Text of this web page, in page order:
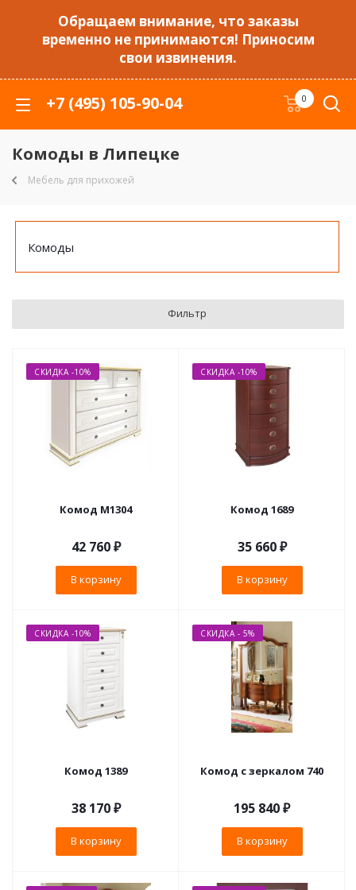
Обращаем внимание, что заказы
временно не принимаются! Приносим
свои извинения.
+7 (495) 105-90-04 0
Комоды в Липецке
Мебель для прихожей
Комоды
Фильтр
СКИДКА -10%
Комод М1304
42 760₽
В корзину
СКИДКА -10%
Комод 1689
35 660₽
В корзину
СКИДКА -10%
Комод 1389
38 170₽
В корзину
СКИДКА - 5%
Комод с зеркалом 740
195 840₽
В корзину